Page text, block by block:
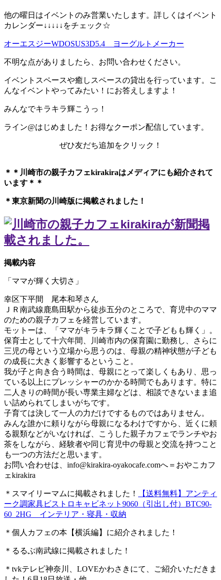
他の曜日はイベントのみ営業いたします。詳しくはイベント
カレンダー↓↓↓↓↓をチェック☆
オーエスジーWDOSUS3D5.4 ヨーグルトメーカー
不明な点がありましたら、お問い合わせください。
イベントスペースや癒しスペースの貸出を行っています。こ
んなイベントやってみたい！にお答えしますよ！
みんなでキラキラ輝こうっ！
ライン@はじめました！お得なクーポン配信しています。
ぜひ友だち追加をクリック！
＊＊川崎市の親子カフェkirakiraは メディアにも紹介されて
います＊＊
＊東京新聞の川崎版に掲載されました！
掲載内容
「ママが輝く大切さ」
幸区下平間 尾本和琴さん
ＪＲ南武線鹿島田駅から徒歩五分のところで、育児中のママ
のための親子カフェを経営しています。
モットーは、「ママがキラキラ輝くことで子どもも輝く」。
保育士として十六年間、川崎市内の保育園に勤務し、さらに
三児の母という立場から思うのは、母親の精神状態が子ども
の成長に大きく影響するということ。
我が子と向き合う時間は、母親にとって楽しくもあり、思っ
ている以上にプレッシャーのかかる時間でもあります。特に
二人きりの時間が長い専業主婦などは、相談できないまま追
い詰められてしまいがちです。
子育ては決して一人の力だけでするものではありません。
みんな誰かに頼りながら母親になるわけですから、近くに頼
る親類などがいなければ、こうした親子カフェでランチやお
茶をしながら、経験者や同じ育児中の母親と交流を持つこと
も一つの方法だと思います。
お問い合わせは、 info@kirakira-oyakocafe.comへ＝おやこカフ
ェkirakira
＊スマイリーマムに掲載されました！
【送料無料】アンティ
ーク調家具ビストロキャビネット9060（引出し付）BTC90-
60_2HG インテリア・寝具・収納
＊個人カフェの本【横浜編】に紹介されました！
＊るるぶ南武線に掲載されました！
＊tvkテレビ神奈川、LOVEかわさきにて、ご紹介いただきま